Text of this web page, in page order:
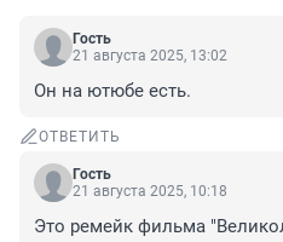
Гость
21 августа 2025, 13:02
Он на ютюбе есть.
ОТВЕТИТЬ
Гость
21 августа 2025, 10:18
Это ремейк фильма